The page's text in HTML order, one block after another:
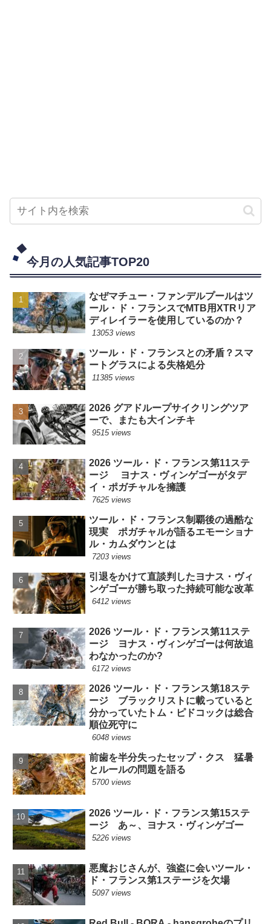
今月の人気記事TOP20
なぜマチュー・ファンデルプールはツ
ール・ド・フランスでMTB用XTRリア
ディレイラーを使用しているのか？
13053 views
ツール・ド・フランスとの矛盾？スマ
ートグラスによる失格処分
11385 views
2026 グアドループサイクリングツア
ーで、またも大インチキ
9515 views
2026 ツール・ド・フランス第11ステ
ージ ヨナス・ヴィンゲゴーがタデ
イ・ポガチャルを擁護
7625 views
ツール・ド・フランス制覇後の過酷な
現実 ポガチャルが語るエモーショナ
ル・カムダウンとは
7203 views
引退をかけて直談判したヨナス・ヴィ
ンゲゴーが勝ち取った持続可能な改革
6412 views
2026 ツール・ド・フランス第11ステ
ージ ヨナス・ヴィンゲゴーは何故追
わなかったのか?
6172 views
2026 ツール・ド・フランス第18ステ
ージ ブラックリストに載っていると
分かっていたトム・ピドコックは総合
順位死守に
6048 views
前歯を半分失ったセップ・クス 猛暑
とルールの問題を語る
5700 views
2026 ツール・ド・フランス第15ステ
ージ あ～、ヨナス・ヴィンゲゴー
5226 views
悪魔おじさんが、強盗に会いツール・
ド・フランス第1ステージを欠場
5097 views